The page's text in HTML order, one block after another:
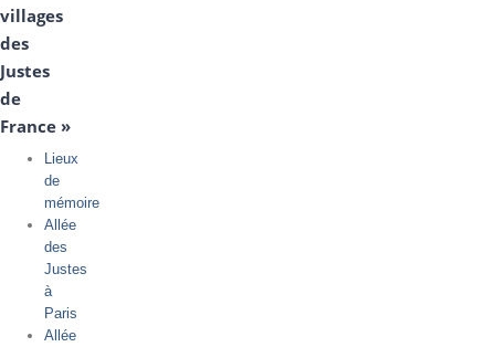
villages
des
Justes
de
France »
Lieux
de
mémoire
Allée
des
Justes
à
Paris
Allée